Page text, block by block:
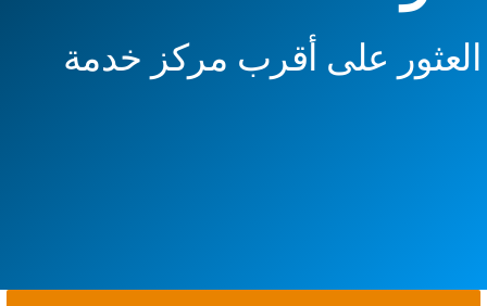
العثور على أقرب مركز خدمة